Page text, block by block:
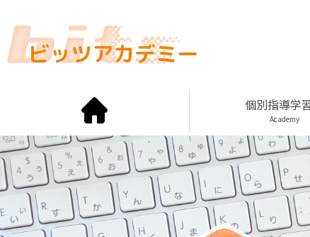
ビッツアカデミー
個別指導学
Academy